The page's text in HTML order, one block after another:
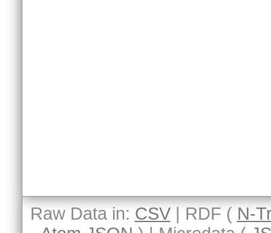
Raw Data in: CSV| RDF ( N-